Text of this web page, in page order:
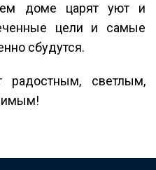
доме царят уют и
цели и самые
сбудутся.
светлым,